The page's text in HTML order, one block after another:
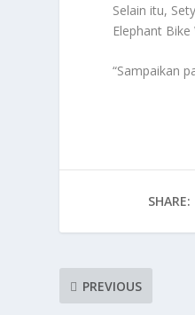
Selain itu,
Elephant
“Sampaikan
SHARE:
PREVIOUS